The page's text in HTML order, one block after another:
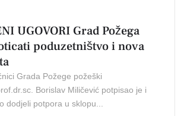
UGOVORI Grad Požega
poduzetništvo i nova
Grada Požege požeški
Borislav Miličević potpisao je i
dodjeli potpora u sklopu...